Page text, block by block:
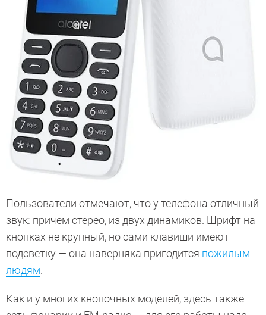
Пользователи отмечают, что у телефона отличный
звук: причем стерео, из двух динамиков. Шрифт на
кнопках не крупный, но сами клавиши имеют
подсветку — она наверняка пригодится пожилым
людям.
Как и у многих кнопочных моделей, здесь также